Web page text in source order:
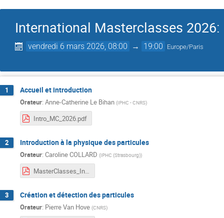
International Masterclasses
vendredi 6 mars 2026, 08:00 → 19:00 Europe/Paris
1 Accueil et introduction
Orateur: Anne-Catherine Le Bihan (IPHC - CNRS)
Intro_MC_2026.pdf
2 Introduction à la physique des particules
Orateur: Caroline COLLARD (IPHC (Strasbourg))
MasterClasses_Introduction2026.pdf
3 Création et détection des particules
Orateur: Pierre Van Hove (CNRS)